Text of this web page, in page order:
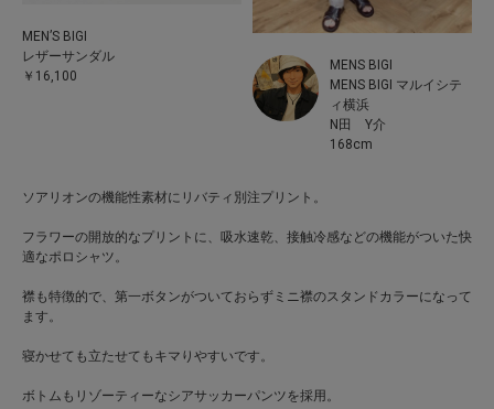
MEN’S BIGI
レザーサンダル
￥16,100
MENS BIGI
MENS BIGI マルイシテ
ィ横浜
N田 Y介
168cm
ソアリオンの機能性素材にリバティ別注プリント。
フラワーの開放的なプリントに、吸水速乾、接触冷感などの機能がついた快
適なポロシャツ。
襟も特徴的で、第一ボタンがついておらずミニ襟のスタンドカラーになって
ます。
寝かせても立たせてもキマりやすいです。
ボトムもリゾーティーなシアサッカーパンツを採用。